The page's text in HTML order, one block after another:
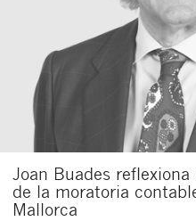
Joan Buades
de la moratoria
Mallorca